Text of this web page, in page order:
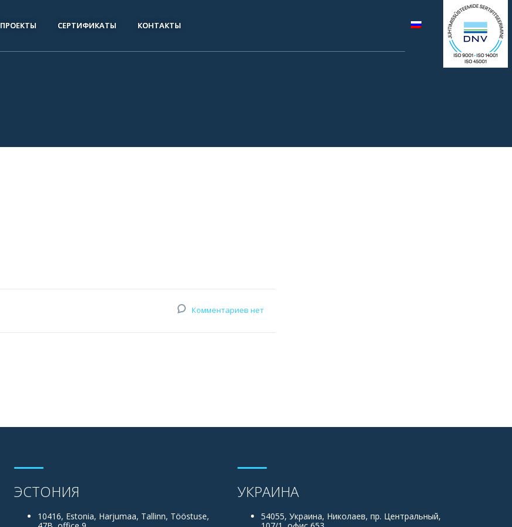
ПРОЕКТЫ СЕРТИФИКАТЫ КОНТАКТЫ
Комментариев нет
ЭСТОНИЯ
10416, Estonia, Harjumaa, Tallinn, Tööstuse,
УКРАИНА
54055, Украина, Николаев, пр. Центральный,